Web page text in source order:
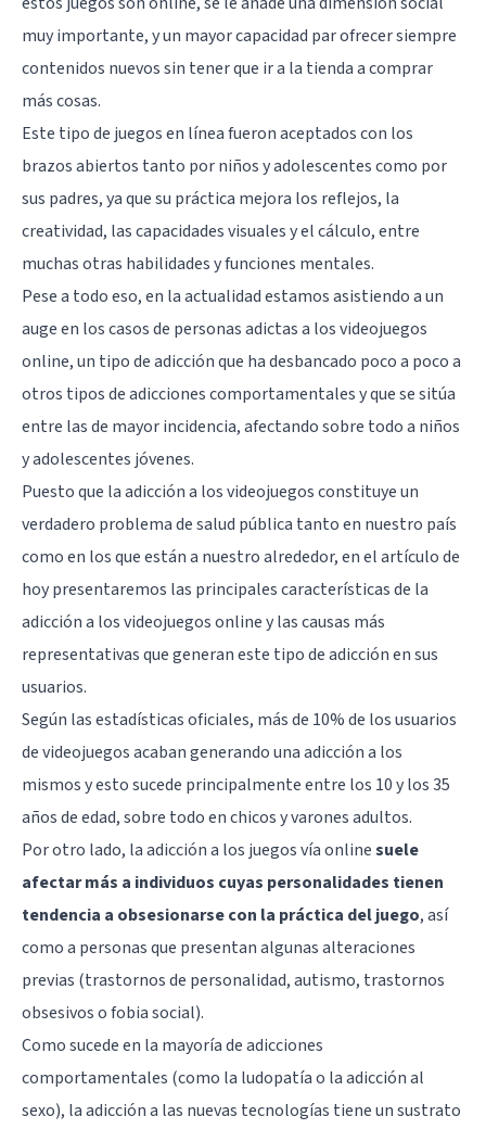
muy importante, y un mayor capacidad par ofrecer siempre
contenidos nuevos sin tener que ir a la tienda a comprar
más cosas.
Este tipo de juegos en línea fueron aceptados con los
brazos abiertos tanto por niños y adolescentes como por
sus padres, ya que su práctica mejora los reflejos, la
creatividad, las capacidades visuales y el cálculo, entre
muchas otras habilidades y funciones mentales.
Pese a todo eso, en la actualidad estamos asistiendo a un
auge en los casos de personas adictas a los videojuegos
online, un tipo de adicción que ha desbancado poco a poco a
otros tipos de adicciones comportamentales y que se sitúa
entre las de mayor incidencia, afectando sobre todo a niños
y adolescentes jóvenes.
Puesto que la adicción a los videojuegos constituye un
verdadero problema de salud pública tanto en nuestro país
como en los que están a nuestro alrededor, en el artículo de
hoy presentaremos las principales características de la
adicción a los videojuegos online y las causas más
representativas que generan este tipo de adicción en sus
usuarios.
Según las estadísticas oficiales, más de 10% de los usuarios
de videojuegos acaban generando una adicción a los
mismos y esto sucede principalmente entre los 10 y los 35
años de edad, sobre todo en chicos y varones adultos.
Por otro lado, la adicción a los juegos vía onlinesuele
afectar más a individuos cuyas personalidades tienen
tendencia a obsesionarse con la práctica del juego, así
como a personas que presentan algunas alteraciones
previas (trastornos de personalidad, autismo, trastornos
obsesivos o fobia social).
Como sucede en la mayoría de adicciones
comportamentales (como la ludopatía o la adicción al
sexo), la adicción a las nuevas tecnologías tiene un sustrato